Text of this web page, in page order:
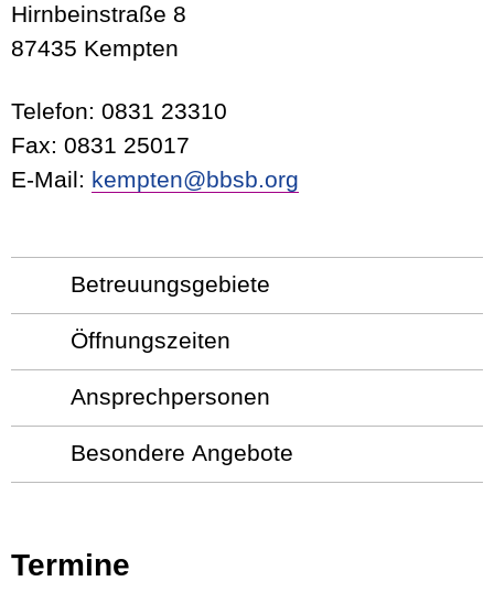
Hirnbeinstraße 8
87435 Kempten
Telefon: 0831 23310
Fax: 0831 25017
E-Mail: kempten@bbsb.org
Betreuungsgebiete
Öffnungszeiten
Ansprechpersonen
Besondere Angebote
Termine